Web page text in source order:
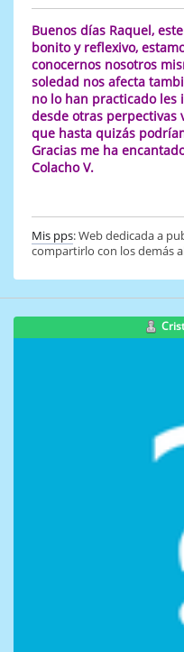
Buenos días Raquel,
bonito y reflexivo,
conocernos nosotros
soledad nos afecta
no lo han practicado les
desde otras perpectivas
que hasta quizás
Gracias me ha
Colacho V.
Mis pps: Web dedicada a
compartirlo con los demás